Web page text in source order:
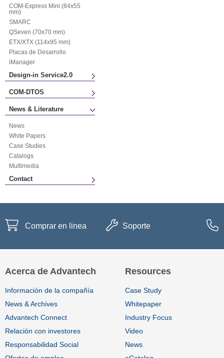
COM-Express Mini (84x55
mm)
SMARC
QSeven (70x70 mm)
ETX/XTX (114x95 mm)
Placas de Desarrollo
iManager
Design-in Service2.0
COM-DTOS
News & Literature
News
White Papers
Case Studies
Catalogs
Multimedia
Contact
Comprar en linea Soporte
Acerca de Advantech
Información de la compañía
News & Archives
Advantech Connect
Relación con investores
Responsabilidad Social
Resources
Case Study
Whitepaper
Industry Focus
Video
News